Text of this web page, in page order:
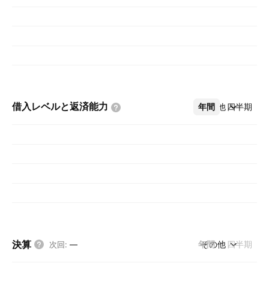
借入レベルと返済能力 年間 四半期
その他
決算 次回: — 年間 四半期
その他